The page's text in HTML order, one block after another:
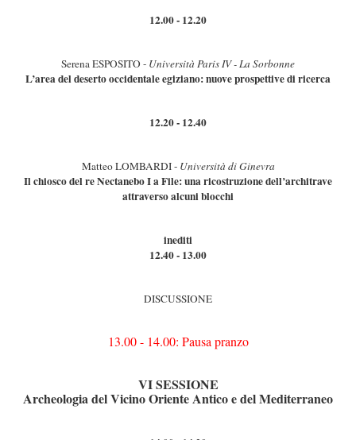
12.00 - 12.20
Serena ESPOSITO - Università Paris IV - La Sorbonne
L’area del deserto occidentale egiziano: nuove prospettive di ricerca
12.20 - 12.40
Matteo LOMBARDI - Università di Ginevra
Il chiosco del re Nectanebo I a File: una ricostruzione dell’architrave
attraverso alcuni blocchi
inediti
12.40 - 13.00
DISCUSSIONE
13.00 - 14.00: Pausa pranzo
VI SESSIONE
Archeologia del Vicino Oriente Antico e del Mediterraneo